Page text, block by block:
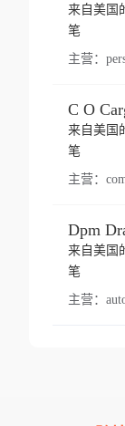
来自美国
笔
主营：
C O
来自美国
笔
主营：
来自美国
笔
主营：